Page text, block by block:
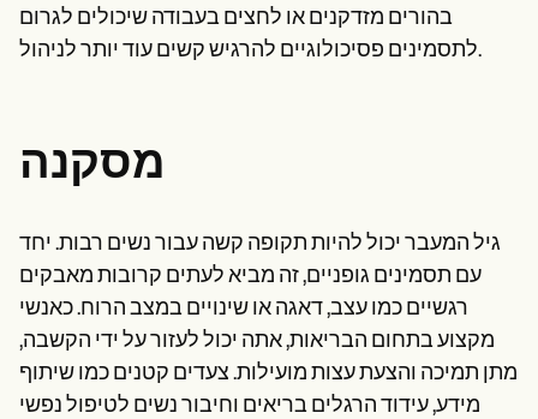
בהורים מזדקנים או לחצים בעבודה שיכולים לגרום
לתסמינים פסיכולוגיים להרגיש קשים עוד יותר לניהול.
מסקנה
גיל המעבר יכול להיות תקופה קשה עבור נשים רבות. יחד
עם תסמינים גופניים, זה מביא לעתים קרובות מאבקים
רגשיים כמו עצב, דאגה או שינויים במצב הרוח. כאנשי
מקצוע בתחום הבריאות, אתה יכול לעזור על ידי הקשבה,
מתן תמיכה והצעת עצות מועילות. צעדים קטנים כמו שיתוף
מידע, עידוד הרגלים בריאים וחיבור נשים לטיפול נפשי